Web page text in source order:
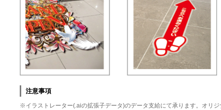
注意事項
※イラストレーター(.aiの拡張子データ)のデータ支給にて承ります。オリ